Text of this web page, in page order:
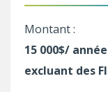
Montant :
15 000$/
excluant des